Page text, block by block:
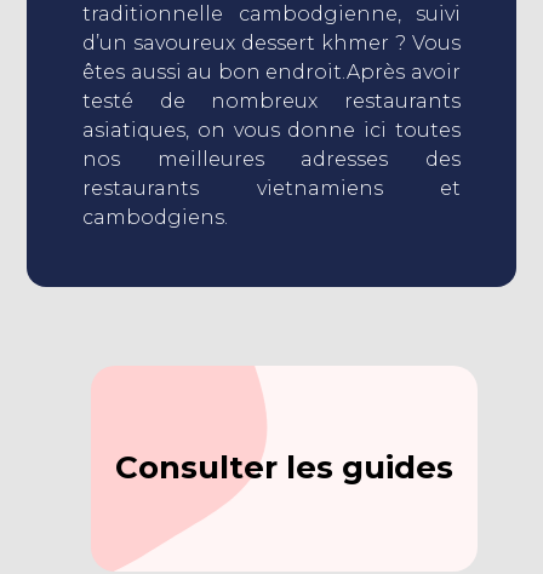
traditionnelle cambodgienne, suivi
d’un savoureux dessert khmer ? Vous
êtes aussi au bon endroit.Après avoir
testé de nombreux restaurants
asiatiques, on vous donne ici toutes
nos meilleures adresses des
restaurants vietnamiens et
cambodgiens.
Consulter les guides